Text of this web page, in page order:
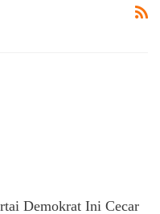
Demokrat Ini Cecar